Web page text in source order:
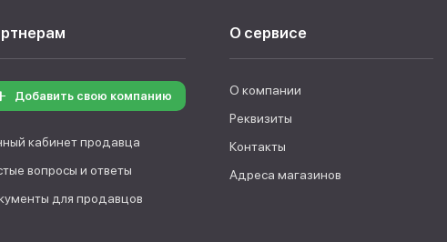
Добавить свою компанию
кабинет продавца
вопросы и ответы
для продавцов
О сервисе
О компании
Реквизиты
Контакты
Адреса магазинов